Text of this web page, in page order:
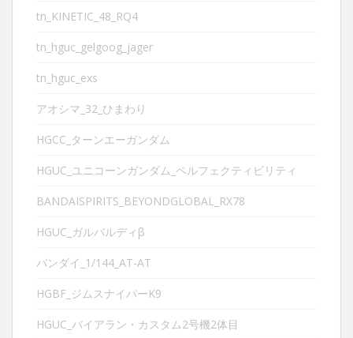
tn_KINETIC_48_RQ4
tn_hguc_gelgoog_jager
tn_hguc_exs
アオシマ_32_ひまわり
HGCC_ターンエーガンダム
HGUC_ユニコーンガンダム_ペルフェクティビリティ
BANDAISPIRITS_BEYONDGLOBAL_RX78
HGUC_ガルバルディβ
バンダイ_1/144_AT-AT
HGBF_ジムスナイパーK9
HGUC_バイアラン・カスタム2号機2体目